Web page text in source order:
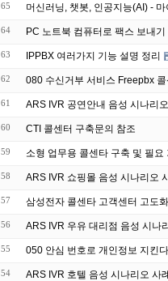
65 머신러닝, 챗봇, 인공지능(AI) -
64
63 IPPBX 여러가지 기능 설명 정리
62 080 수신거부 서비스 Freepbx
61 ARS IVR 공연안내 음성 시나리
60 CTI 콜센터 구축문의 참조
59 소형 업무용 콜센타 구축 및 필요
58 ARS IVR 쇼핑몰 음성 시나리오
57 삼성전자 콜센타 고객센터 고도
56 ARS IVR 우유 대리점 음성 시나
55 050 안심 번호로 개인정보 지킨다
54 ARS IVR 호텔 음성 시나리오 사